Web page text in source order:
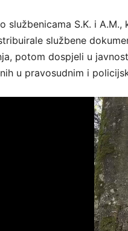
službenicama S.K. i
službene
potom dospjeli u
u pravosudnim i